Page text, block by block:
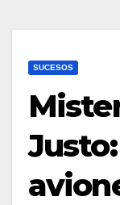
SUCESOS